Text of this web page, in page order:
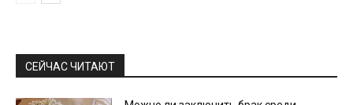
СЕЙЧАС ЧИТАЮТ